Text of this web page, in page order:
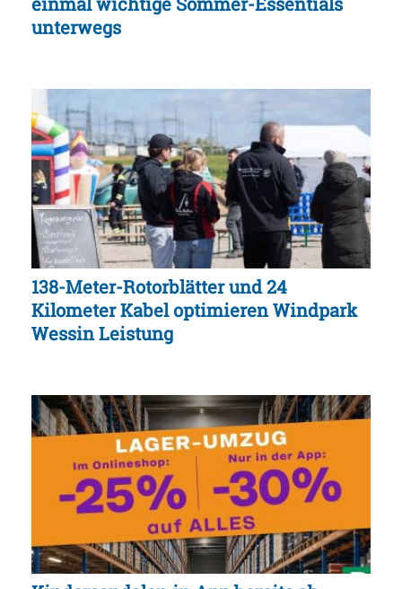
unterwegs
138-Meter-Rotorblätter und 24
Kilometer Kabel optimieren Windpark
Wessin Leistung